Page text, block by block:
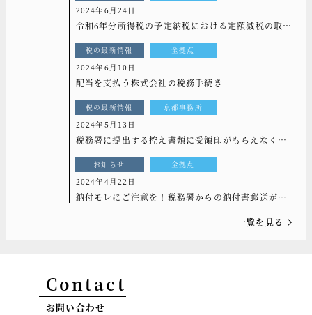
2024年6月24日
令和6年分所得税の予定納税における定額減税の取扱
税の最新情報 全拠点
2024年6月10日
配当を支払う株式会社の税務手続き
税の最新情報 京都事務所
2024年5月13日
税務署に提出する控え書類に受領印がもらえなくな
お知らせ 全拠点
2024年4月22日
納付モレにご注意を！税務署からの納付書郵送がな
くなります
一覧を見る
Contact
お問い合わせ